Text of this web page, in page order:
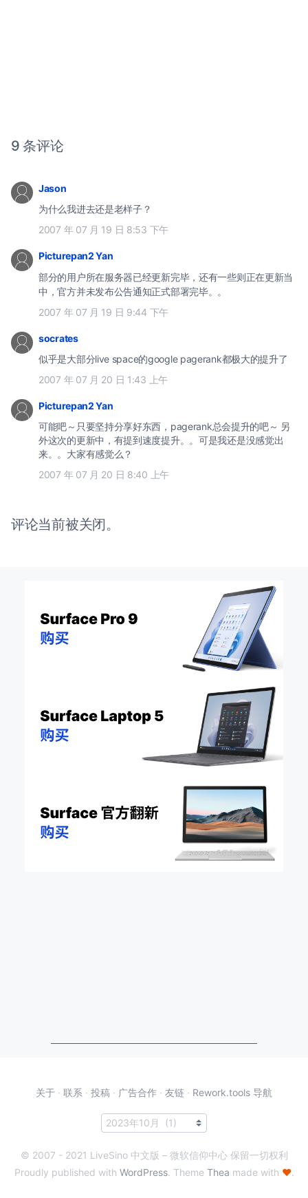
9 条评论
Jason
为什么我进去还是老样子？
2007 年 07 月 19 日 8:53 下午
Picturepan2 Yan
部分的用户所在服务器已经更新完毕，还有一些则正在更新当
中，官方并未发布公告通知正式部署完毕。。
2007 年 07 月 19 日 9:44 下午
socrates
似乎是大部分live space的google pagerank都极大的提升了
2007 年 07 月 20 日 1:43 上午
Picturepan2 Yan
可能吧～只要坚持分享好东西，pagerank总会提升的吧～ 另
外这次的更新中，有提到速度提升。。可是我还是没感觉出
来。。大家有感觉么？
2007 年 07 月 20 日 8:40 上午
评论当前被关闭。
关于 · 联系 · 投稿 · 广告合作 · 友链 · Rework.tools 导航
© 2007 - 2021 LiveSino 中文版 – 微软信仰中心 保留一切权利
Proudly published with WordPress. Theme Thea made with ♥.